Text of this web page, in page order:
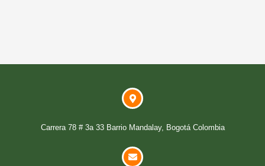
Carrera 78 # 3a 33 Barrio Mandalay, Bogotá Colombia